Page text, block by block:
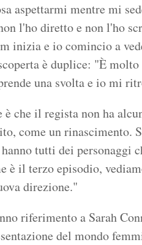
aspettarmi mentre mi
l'ho diretto e non l'ho
inizia e io comincio a
è duplice: "È
una svolta e io mi
che il regista non ha
come un rinascimento.
tutti dei personaggi
è il terzo episodio,
direzione."
riferimento a Sarah
del mondo